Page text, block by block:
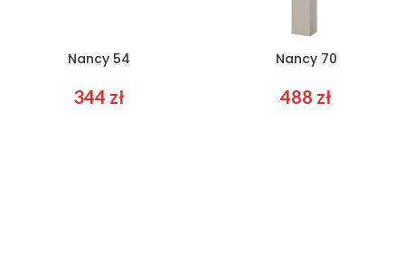
Nancy 54
344 zł
Nancy 70
488 zł